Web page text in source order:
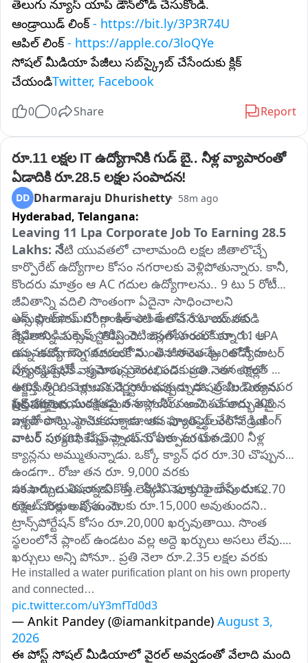
తెలుగు న్యూస్ యాప్ డౌన్‌లోడ్ చేసుకోండి.
ఆండ్రాయిడ్ లింక్- https://bit.ly/3P3R74U
ఆపిల్ లింక్- https://apple.co/3loQYe
సోషల్ మీడియా పేజీలు సబ్‌స్క్రైబ్ చేసేందుకు క్లిక్
చేయండిTwitter, Facebook
0 0 Share Report
రూ.11 లక్షల IT ఉద్యోగానికి గుడ్ బై.. నీళ్ల వ్యాపారంతో
ఏడాదికి రూ.28.5 లక్షల సంపాదన!
DD Dharmaraju Dhurishetty 58m ago
Hyderabad, Telangana:
Leaving 11 Lpa Corporate Job To Earning 28.5
Lakhs: నేటి యువతలో చాలామంది లక్షల జీతాలొచ్చే
కార్పొరేట్ ఉద్యోగాల కోసం నగరాలకు వెళ్లిపోతున్నారు. కానీ,
కొందరు మాత్రం ఆ AC గదుల ఉద్యోగాలను.. 9 టు 5 రోటీన్
జీవితాన్ని వదిలి సొంతంగా ఏదైనా సాధించాలని
అనుకుంటారు. సరిగ్గా ఇలాంటి ఆలోచనే ఓ యువకుడి
జీవితాన్ని మలుపు తిప్పింది.. బెంగళూరులో రూ. 11 LPA
ఉన్న ఉద్యోగాన్ని వదులుకొని.. తన సొంత ఊరిలోనే వాటర్
ప్యూరిఫికేషన్ వ్యాపారం ప్రారంభించి.. ప్రతి నెలా లక్షల్లో
ఆర్జిస్తున్న ఒక యువకుడి స్టోరీ ఇప్పుడు సోషల్ మీడియాను
షేక్‌ చేస్తోంది..
ఎక్స్ ప్లాట్‌ఫామ్‌లో అంకిత్ పాండే అనే యూజర్ తన
స్నేహితుడి సక్సెస్ స్టోరీని నెటిజన్లతో పంచుకున్నారు. ఆ
యువకుడు బెంగళూరులో మంచి జీతమొచ్చే.. ఉద్యోగం
చేస్తున్నప్పటికీ.. ప్రమోషన్ల వెంట పడకుండా.. తన సొంత
ఊరికి తిరిగి వెళ్లాలని నిర్ణయించుకున్నాడు. ప్రజల నిత్యవసర
అవసరమైన సురక్షితమైన తాగునీరు అందించే అద్భుతమైన
వ్యాపారాన్ని ఎంచుకున్నాడు. తన సొంత స్థలంలోనే ఒక
వాటర్ ప్యూరిఫికేషన్ ప్లాంట్‌ను ఏర్పాటు చేశాడు.
ప్రస్తుతం ఆ యువకుడు తన ప్లాంట్ నుంచి సుమారు 300
ఇళ్లతో పాటు స్థానిక దుకాణాలకు ఫ్యూరిఫైర్‌ చేసిన డ్రింకింగ్‌
వాటర్‌ సరఫరా చేస్తున్నాడు. రోజుకు సగటున 300 నీళ్ల
క్యాన్లను అమ్ముతున్నాడు. ఒక్కో క్యాన్ ధర రూ.30 చొప్పున
ఉండగా.. రోజు తన రూ. 9,000 వరకు
సంపాదించుతున్నాడు. ఈ లెక్కన నెలకు దాదాపు రూ.2.70
లక్షల వరకు అవుతుంది.
ఇక ఖర్చుల విషయానికొస్తే.. నీటిని ఫ్యూరిఫై చేసేందుకు,
కరెంట్‌ బిల్లుల కోసం నెలకు రూ.15,000 అవుతుందని..
ట్రాన్స్‌పోర్టేషన్ కోసం రూ.20,000 ఖర్చవుతాయి. సొంత
స్థలంలోనే ప్లాంట్ ఉండటం వల్ల అద్దె ఖర్చులు అసలు లేవు..
ఖర్చులు అన్ని పోనూ.. ప్రతి నెలా రూ.2.35 లక్షల వరకు
మిగులుతుంది. అంటే ఏడాదికి సుమారు రూ.28.5 లక్షల
వరకు సంపాదించుతున్నాడు.
He installed a water purification plant on his own property
pic.twitter.com/uY3mfTd0d3
— Ankit Pandey (@iamankitpande) August 3,
2026
ఈ పోస్ట్ సోషల్ మీడియాలో వైరల్ అవ్వడంతో వేలాది మంది